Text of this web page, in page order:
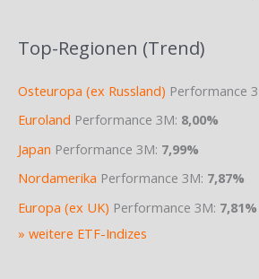
Top-Regionen (Trend)
Osteuropa (ex Russland) Performance
Euroland Performance 3M: 8,00%
Japan Performance 3M: 7,99%
Nordamerika Performance 3M: 7,87%
Europa (ex UK) Performance 3M: 7,81%
» weitere ETF-Indizes